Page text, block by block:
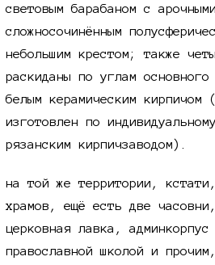
световым барабаном с
сложносочинённым
небольшим крестом; также
раскиданы по углам
белым керамическим кирпичом
изготовлен по
рязанским кирпичзаводом).
на той же территории,
храмов, ещё есть две
церковная лавка,
православной школой и